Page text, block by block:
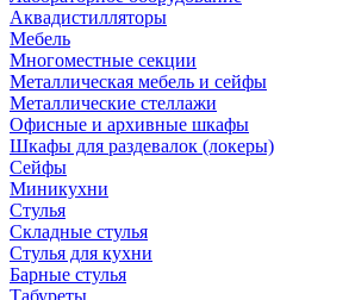
Аквадистилляторы
Мебель
Многоместные секции
Металлическая мебель и сейфы
Металлические стеллажи
Офисные и архивные шкафы
Шкафы для раздевалок (локеры)
Сейфы
Миникухни
Стулья
Складные стулья
Стулья для кухни
Барные стулья
Табуреты